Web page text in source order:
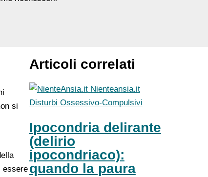
si
essere
Articoli correlati
Nienteansia.it
Disturbi Ossessivo-Compulsivi
Ipocondria delirante
(delirio
ipocondriaco):
quando la paura